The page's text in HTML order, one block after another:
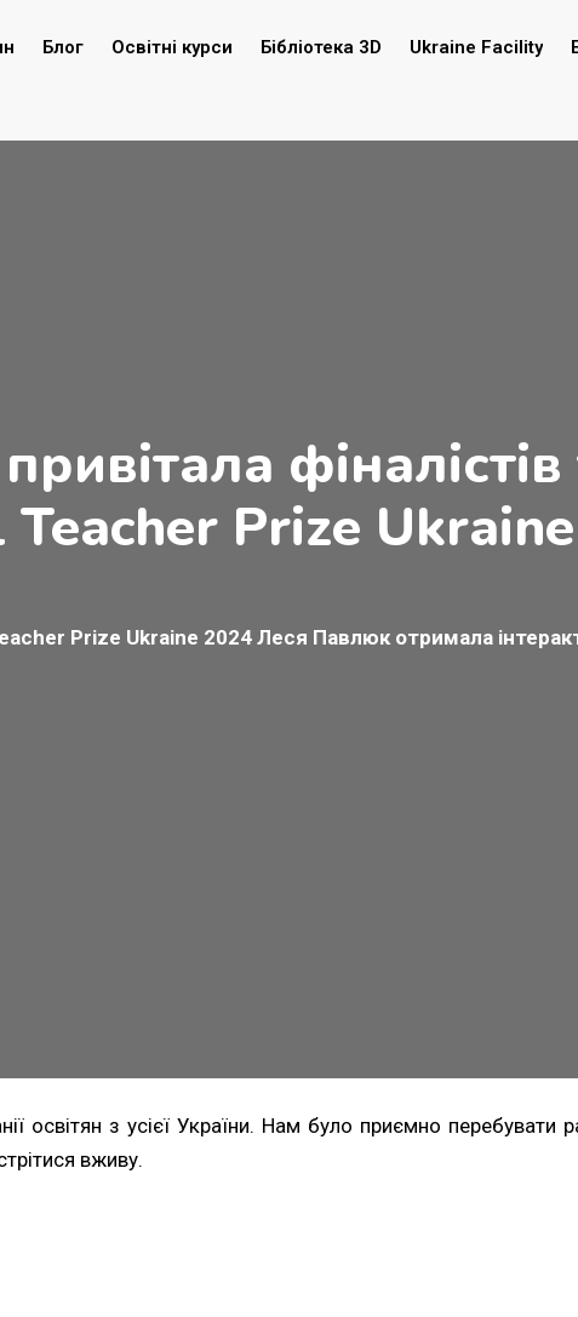
Блог Освітні курси Бібліотека 3D Ukraine Facility
Prize
Prize Ukraine 2024 Леся Павлюк отримала
освітян з усієї України. Нам було приємно
вживу.